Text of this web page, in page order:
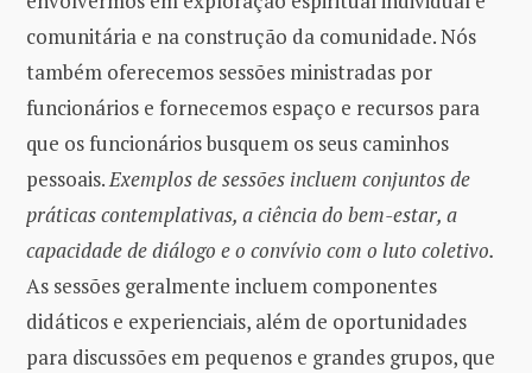
comunitária e na construção da comunidade. Nós
também oferecemos sessões ministradas por
funcionários e fornecemos espaço e recursos para
que os funcionários busquem os seus caminhos
pessoais.Exemplos de sessões incluem conjuntos de
práticas contemplativas, a ciência do bem-estar, a
capacidade de diálogo e o convívio com o luto coletivo.
As sessões geralmente incluem componentes
didáticos e experienciais, além de oportunidades
para discussões em pequenos e grandes grupos, que